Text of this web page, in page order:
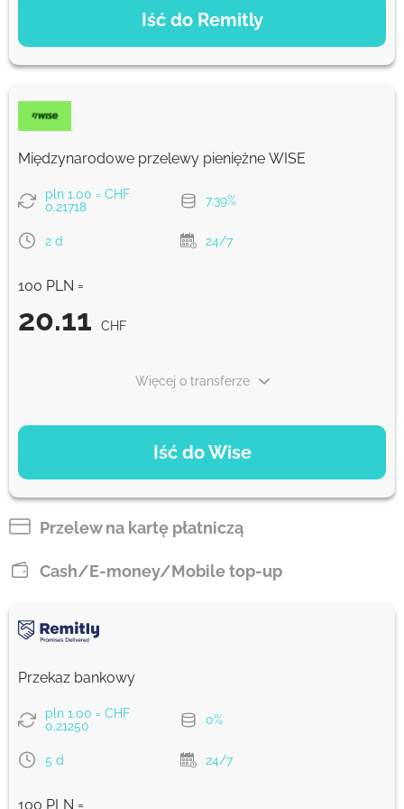
Iść do Remitly
21.25 CHF 5 d
21.25 CHF
Prowizja Strumok, zawsze 0%
Międzynarodowe przelewy pieniężne WISE
pln 1.00 = CHF
0.21718
7.39%
2 d 24/7
100 PLN =
20.11 CHF
Iść do Wise
Więcej o transferze
OPCJE PŁATNOŚCI
20.11 CHF 2 d
Prowizja Strumok, zawsze 0%
Przelew na kartę płatniczą
Cash/E-money/Mobile top-up
Przekaz bankowy
pln 1.00 = CHF
0.21250
0%
5 d 24/7
100 PLN =